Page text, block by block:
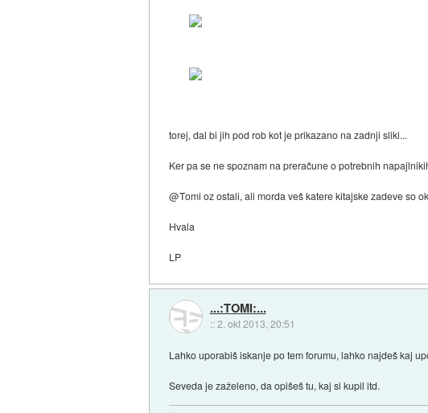
torej, dal bi jih pod rob kot je prikazano na zadnji sliki...
Ker pa se ne spoznam na preračune o potrebnih
@Tomi oz ostali, ali morda veš katere kitajske zadeve so
Hvala
LP
...:TOMI:...
::2. okt 2013, 20:51
Lahko uporabiš iskanje po tem forumu, lahko najdeš kaj
Seveda je zaželeno, da opišeš tu, kaj si kupil itd.